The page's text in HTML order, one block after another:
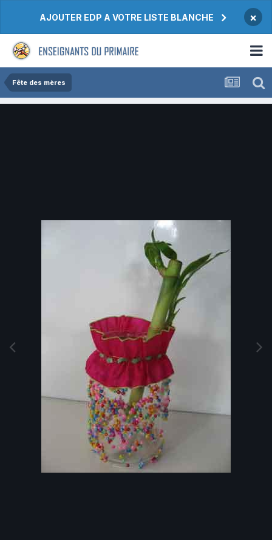
AJOUTER EDP A VOTRE LISTE BLANCHE ×
Fête des mères